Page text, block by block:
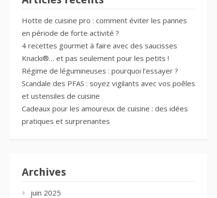
Hotte de cuisine pro : comment éviter les pannes
en période de forte activité ?
4 recettes gourmet à faire avec des saucisses
Knacki®… et pas seulement pour les petits !
Régime de légumineuses : pourquoi l’essayer ?
Scandale des PFAS : soyez vigilants avec vos poêles
et ustensiles de cuisine
Cadeaux pour les amoureux de cuisine : des idées
pratiques et surprenantes
Archives
juin 2025